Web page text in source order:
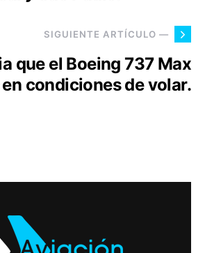
SIGUIENTE ARTÍCULO —
que el Boeing 737 Max
condiciones de volar.